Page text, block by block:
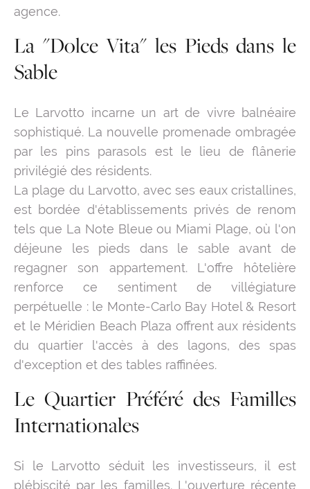
agence.
La "Dolce Vita" les Pieds dans le
Sable
Le Larvotto incarne un art de vivre balnéaire
sophistiqué. La nouvelle promenade ombragée
par les pins parasols est le lieu de flânerie
privilégié des résidents.
La plage du Larvotto, avec ses eaux cristallines,
est bordée d'établissements privés de renom
tels que La Note Bleue ou Miami Plage, où l'on
déjeune les pieds dans le sable avant de
regagner son appartement. L'offre hôtelière
renforce ce sentiment de villégiature
perpétuelle : le Monte-Carlo Bay Hotel & Resort
et le Méridien Beach Plaza offrent aux résidents
du quartier l'accès à des lagons, des spas
d'exception et des tables raffinées.
Le Quartier Préféré des Familles
Internationales
Si le Larvotto séduit les investisseurs, il est
plébiscité par les familles. L'ouverture récente